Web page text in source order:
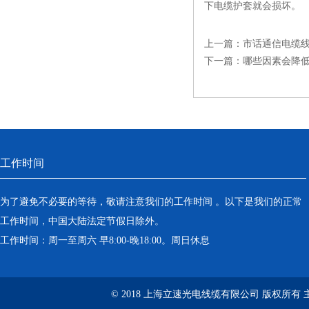
下电缆护套就会损坏。
上一篇： 市话通信电缆
下一篇： 哪些因素会降
工作时间
为了避免不必要的等待，敬请注意我们的工作时间 。以下是我们的正常
工作时间，中国大陆法定节假日除外。
工作时间：周一至周六 早8:00-晚18:00。周日休息
© 2018 上海立速光电线缆有限公司 版权所有